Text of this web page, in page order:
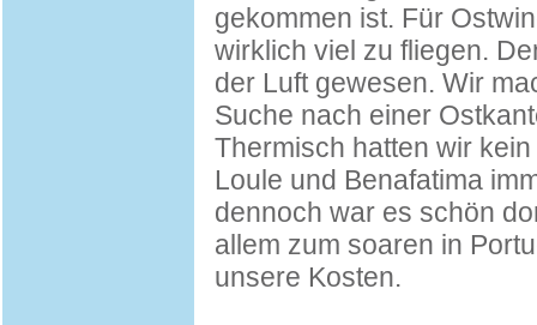
gekommen ist. Für
wirklich viel zu fliegen.
der Luft gewesen. Wir
Suche nach einer
Thermisch hatten wir
Loule und Benafatima
dennoch war es schön
allem zum soaren in
unsere Kosten.